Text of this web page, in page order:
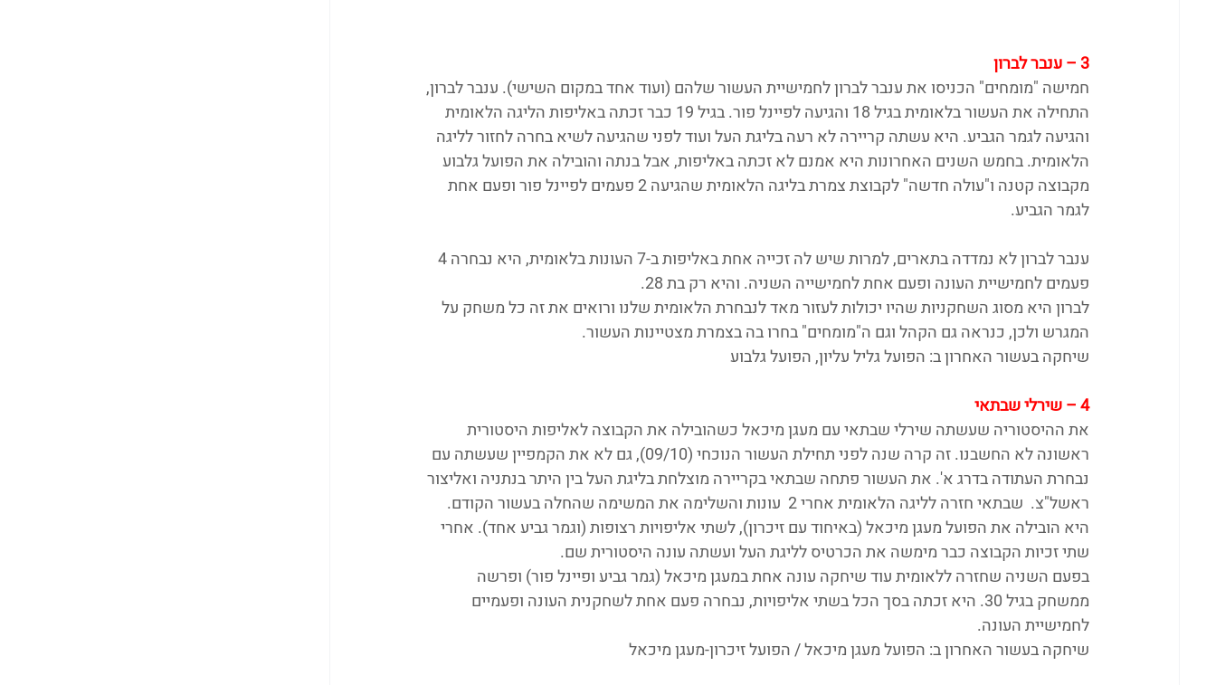
3 – ענבר לברון
חמישה "מומחים" הכניסו את ענבר לברון לחמישיית העשור שלהם (ועוד אחד במקום השישי). ענבר לברון,
התחילה את העשור בלאומית בגיל 18 והגיעה לפיינל פור. בגיל 19 כבר זכתה באליפות הליגה הלאומית
והגיעה לגמר הגביע. היא עשתה קריירה לא רעה בליגת העל ועוד לפני שהגיעה לשיא בחרה לחזור לליגה
הלאומית. בחמש השנים האחרונות היא אמנם לא זכתה באליפות, אבל בנתה והובילה את הפועל גלבוע
מקבוצה קטנה ו"עולה חדשה" לקבוצת צמרת בליגה הלאומית שהגיעה 2 פעמים לפיינל פור ופעם אחת
לגמר הגביע.
פעמים לחמישיית העונה ופעם אחת לחמישייה השניה. והיא רק בת 28.
לברון היא מסוג השחקניות שהיו יכולות לעזור מאד לנבחרת הלאומית שלנו ורואים את זה כל משחק על
המגרש ולכן, כנראה גם הקהל וגם ה"מומחים" בחרו בה בצמרת מצטיינות העשור.
שיחקה בעשור האחרון ב: הפועל גליל עליון, הפועל גלבוע
4 – שירלי שבתאי
את ההיסטוריה שעשתה שירלי שבתאי עם מעגן מיכאל כשהובילה את הקבוצה לאליפות היסטורית
ראשונה לא החשבנו. זה קרה שנה לפני תחילת העשור הנוכחי (09/10), גם לא את הקמפיין שעשתה עם
נבחרת העתודה בדרג א'. את העשור פתחה שבתאי בקריירה מוצלחת בליגת העל בין היתר בנתניה ואליצור
ראשל"צ.  שבתאי חזרה לליגה הלאומית אחרי 2  עונות והשלימה את המשימה שהחלה בעשור הקודם.
היא הובילה את הפועל מעגן מיכאל (באיחוד עם זיכרון), לשתי אליפויות רצופות (וגמר גביע אחד). אחרי
שתי זכיות הקבוצה כבר מימשה את הכרטיס לליגת העל ועשתה עונה היסטורית שם.
בפעם השניה שחזרה ללאומית עוד שיחקה עונה אחת במעגן מיכאל (גמר גביע ופיינל פור) ופרשה
ממשחק בגיל 30. היא זכתה בסך הכל בשתי אליפויות, נבחרה פעם אחת לשחקנית העונה ופעמיים
לחמישיית העונה.
שיחקה בעשור האחרון ב: הפועל מעגן מיכאל / הפועל זיכרון-מעגן מיכאל